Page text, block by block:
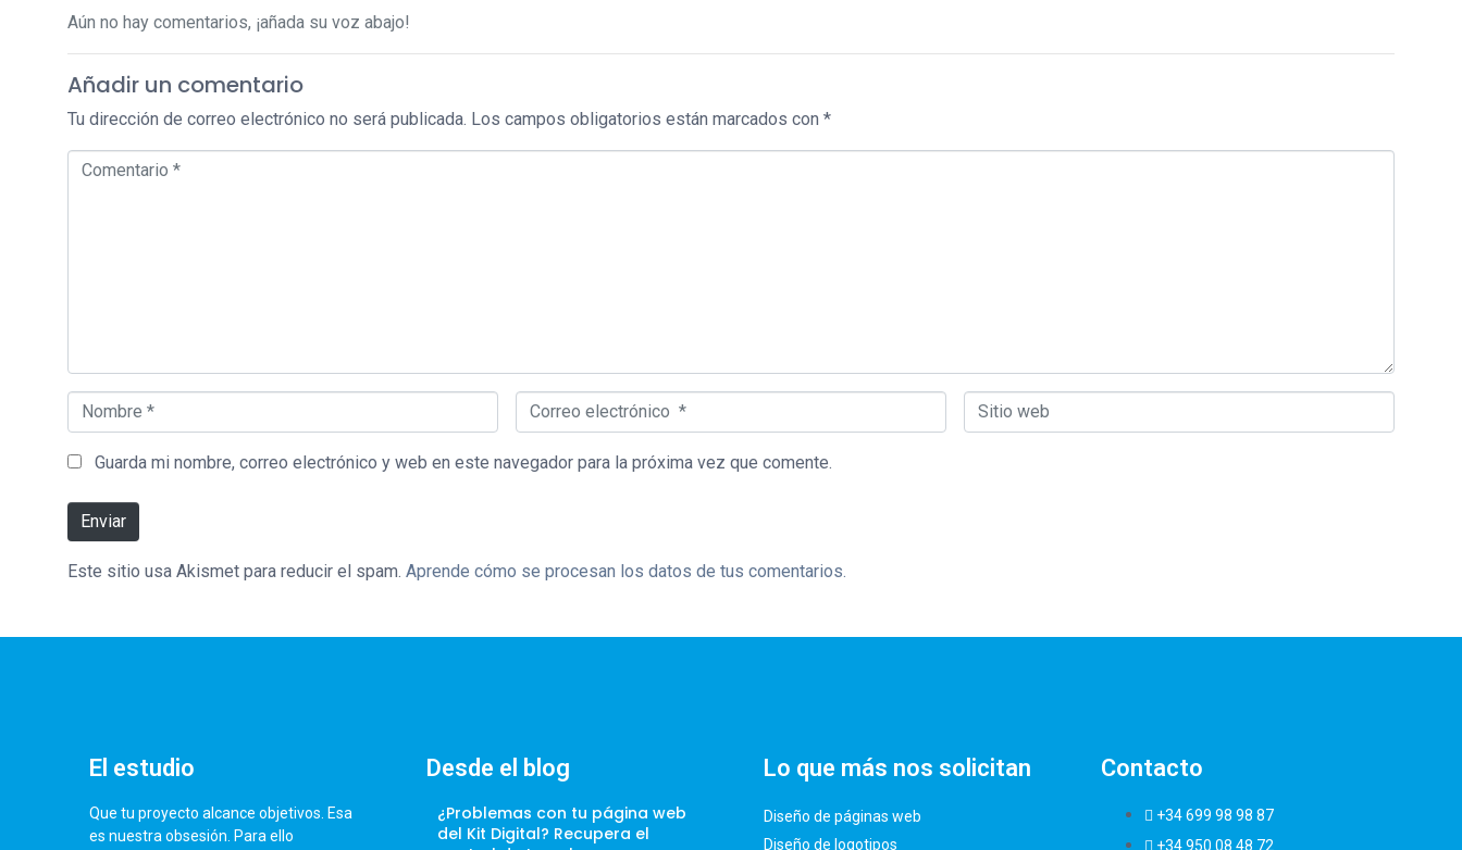
Aún no hay comentarios, ¡añada su voz abajo!
Añadir un comentario
Tu dirección de correo electrónico no será publicada. Los campos obligatorios están marcados con *
Comentario *
Nombre * Correo electrónico * Sitio web
Guarda mi nombre, correo electrónico y web en este navegador para la próxima vez que comente.
Enviar
Este sitio usa Akismet para reducir el spam. Aprende cómo se procesan los datos de tus comentarios.
El estudio
Que tu proyecto alcance objetivos. Esa
es nuestra obsesión. Para ello
Desde el blog
¿Problemas con tu página web
del Kit Digital? Recupera el
Lo que más nos solicitan
Diseño de páginas web
Diseño de logotipos
Contacto
+34 699 98 98 87
+34 950 08 48 72